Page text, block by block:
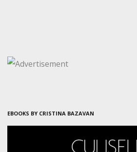
EBOOKS BY CRISTINA BAZAVAN